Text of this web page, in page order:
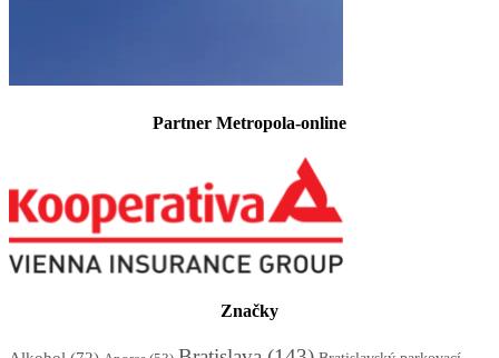
Partner Metropola-online
Značky